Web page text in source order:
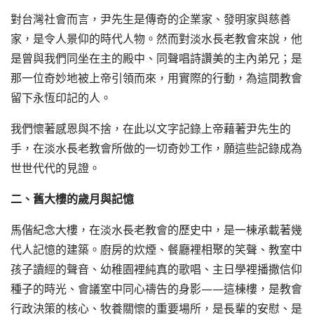
對台灣社會而言，尹先生是傳奇的企業家、發明家與慈善
家，是令人景仰的時代人物。然而對淡水長老教會來說，他
是曾與我們同坐在主的殿中、同聲唱詩讚美的主內弟兄；是
那一位奇妙地被上帝引領而來，用實際的行動，為這間教會
留下永恆印記的人。
我們懷著感恩與不捨，在此以文字記錄上帝藉著尹先生的
手，在淡水長老教會所做的一切奇妙工作，願這些記錄成為
世世代代的見證。
二、舊大樓的歲月與記憶
馬偕紀念大樓，在淡水長老教會的歷史中，是一棟承載著幾
代人記憶的建築。廚房的炊煙、餐廳裡相聚的笑聲、教室中
孩子讀經的聲音、幼稚園裡純真的歌唱、主日學裡播撒信仰
種子的時光、會議室中同心禱告的身影——這棟樓，是教會
行政決策的核心、牧養關懷的重要場所，是長輩的安慰、是